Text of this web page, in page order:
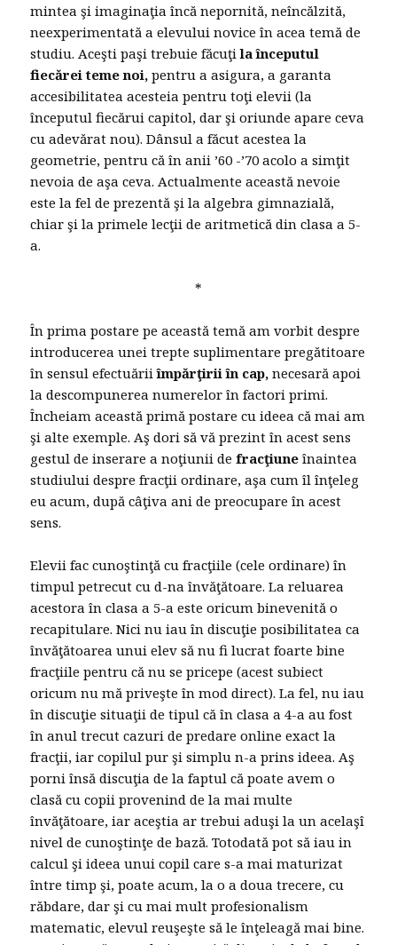
mintea şi imaginaţia încă nepornită, neîncălzită,
neexperimentată a elevului novice în acea temă de
studiu. Aceşti paşi trebuie făcuţila începutul
fiecărei teme noi,pentru a asigura, a garanta
accesibilitatea acesteia pentru toţi elevii (la
începutul fiecărui capitol, dar şi oriunde apare ceva
cu adevărat nou). Dânsul a făcut acestea la
geometrie, pentru că în anii ’60 -’70 acolo a simţit
nevoia de aşa ceva. Actualmente această nevoie
este la fel de prezentă şi la algebra gimnazială,
chiar şi la primele lecţii de aritmetică din clasa a 5-
a.
*
În prima postare pe această temă am vorbit despre
introducerea unei trepte suplimentare pregătitoare
în sensul efectuăriiîmpărţirii în cap, necesară apoi
la descompunerea numerelor în factori primi.
Încheiam această primă postare cu ideea că mai am
şi alte exemple. Aş dori să vă prezint în acest sens
gestul de inserare a noţiunii defracţiune înaintea
studiului despre fracţii ordinare, aşa cum îl înţeleg
eu acum, după câţiva ani de preocupare în acest
sens.
Elevii fac cunoştinţă cu fracţiile (cele ordinare) în
timpul petrecut cu d-na învăţătoare. La reluarea
acestora în clasa a 5-a este oricum binevenită o
recapitulare. Nici nu iau în discuţie posibilitatea ca
învăţătoarea unui elev să nu fi lucrat foarte bine
fracţiile pentru că nu se pricepe (acest subiect
oricum nu mă priveşte în mod direct). La fel, nu iau
în discuţie situaţii de tipul că în clasa a 4-a au fost
în anul trecut cazuri de predare online exact la
fracţii, iar copilul pur şi simplu n-a prins ideea. Aş
porni însă discuţia de la faptul că poate avem o
clasă cu copii provenind de la mai multe
învăţătoare, iar aceştia ar trebui aduşi la un acelaşî
nivel de cunoştinţe de bază. Totodată pot să iau in
calcul şi ideea unui copil care s-a mai maturizat
între timp şi, poate acum, la o a doua trecere, cu
răbdare, dar şi cu mai mult profesionalism
matematic, elevul reuşeşte să le înţeleagă mai bine.